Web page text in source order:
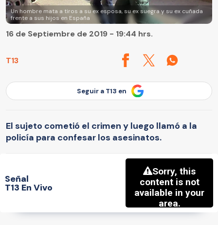
Un hombre mata a tiros a su ex esposa, su ex suegra y su ex cuñada
frente a sus hijos en España
T13
16 de Septiembre de 2019 - 19:44 hrs.
Seguir a T13 en
El sujeto cometió el crimen y luego llamó a la
policía para confesar los asesinatos.
Señal
T13 En Vivo